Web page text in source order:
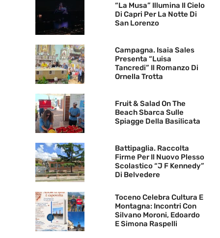
“La Musa” Illumina Il Cielo
Di Capri Per La Notte Di
San Lorenzo
Campagna. Isaia Sales
Presenta “Luisa
Tancredi” Il Romanzo Di
Ornella Trotta
Fruit & Salad On The
Beach Sbarca Sulle
Spiagge Della Basilicata
Battipaglia. Raccolta
Firme Per Il Nuovo Plesso
Scolastico “J F Kennedy”
Di Belvedere
Toceno Celebra Cultura E
Montagna: Incontri Con
Silvano Moroni, Edoardo
E Simona Raspelli